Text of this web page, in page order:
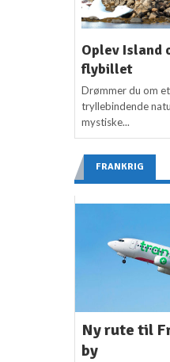
Oplev Island
flybillet
Drømmer du om
tryllebindende
mystiske...
FRANKRIG
Ny rute til
by